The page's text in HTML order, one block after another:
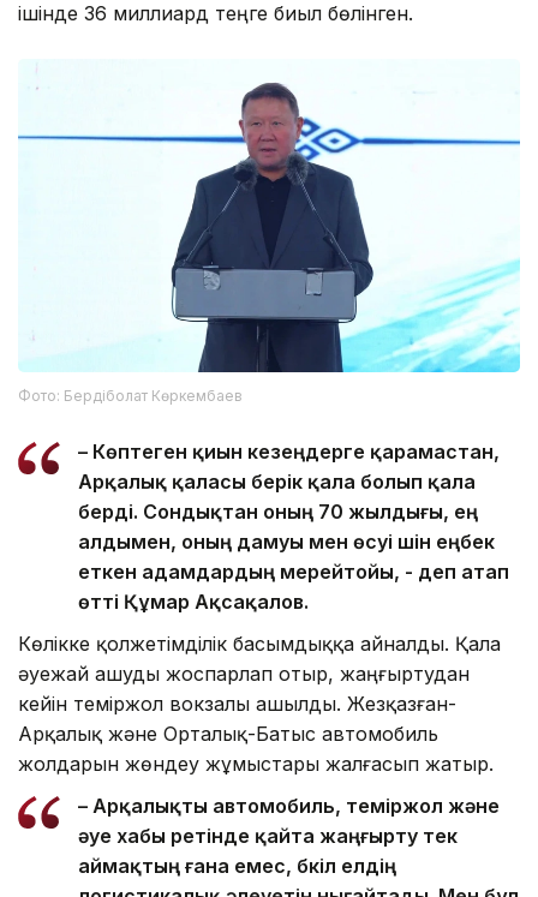
ішінде 36 миллиард теңге биыл бөлінген.
Фото: Бердіболат Көркембаев
– Көптеген қиын кезеңдерге қарамастан,
Арқалық қаласы берік қала болып қала
берді. Сондықтан оның 70 жылдығы, ең
алдымен, оның дамуы мен өсуі үшін еңбек
еткен адамдардың мерейтойы, - деп атап
өтті Құмар Ақсақалов.
Көлікке қолжетімділік басымдыққа айналды. Қала
әуежай ашуды жоспарлап отыр, жаңғыртудан
кейін теміржол вокзалы ашылды. Жезқазған-
Арқалық және Орталық-Батыс автомобиль
жолдарын жөндеу жұмыстары жалғасып жатыр.
– Арқалықты автомобиль, теміржол және
әуе хабы ретінде қайта жаңғырту тек
аймақтың ғана емес, бүкіл елдің